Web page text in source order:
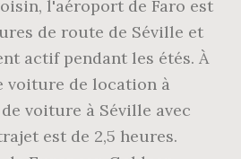
l'aéroport de Faro est
de route de Séville et
actif pendant les étés. À
voiture de location à
voiture à Séville avec
est de 2,5 heures.